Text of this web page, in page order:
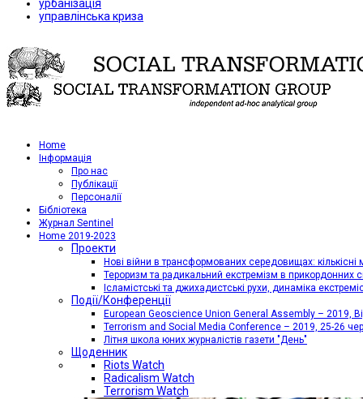
урбанізація
управлінська криза
Home
Iнформація
Про нас
Публікації
Персоналії
Бібліотека
Журнал Sentinel
Home 2019-2023
Проекти
Нові війни в трансформованих середовищах: кількісні
Тероризм та радикальний екстремізм в прикордонних
Ісламістські та джихадистські рухи, динаміка
Події/Конференції
European Geoscience Union General Assembly – 2019,
Terrorism and Social Media Conference – 2019, 25-26
Літня школа юних журналістів газети "День"
Щоденник
Riots Watch
Radicalism Watch
Terrorism Watch